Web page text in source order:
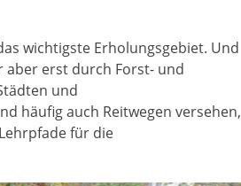
wichtigste Erholungsgebiet. Und
aber erst durch Forst- und
und
häufig auch Reitwegen versehen,
für die